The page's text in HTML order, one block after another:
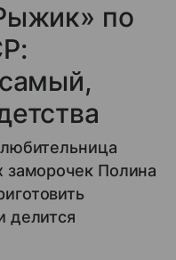
по
заморочек Полина
делится